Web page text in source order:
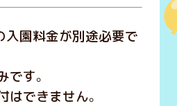
園料金が別途必要で
す。
できません。